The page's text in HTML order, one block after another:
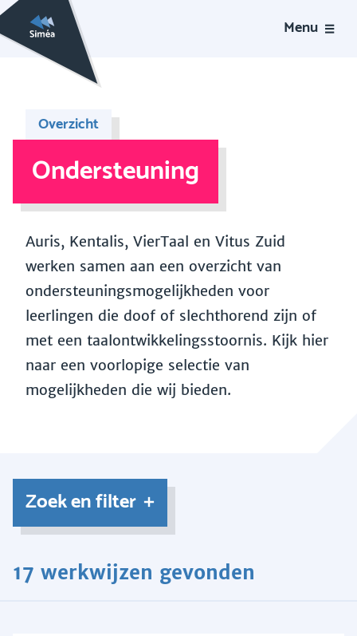
Menu
Overzicht
Ondersteuning
Auris, Kentalis, VierTaal en Vitus Zuid
werken samen aan een overzicht van
ondersteuningsmogelijkheden voor
leerlingen die doof of slechthorend zijn of
met een taalontwikkelingsstoornis. Kijk hier
naar een voorlopige selectie van
mogelijkheden die wij bieden.
Zoek en filter
17 werkwijzen gevonden